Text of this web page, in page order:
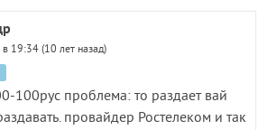
19:34 (10 лет назад)
100рус проблема: то раздает вай
провайдер Ростелеком и так